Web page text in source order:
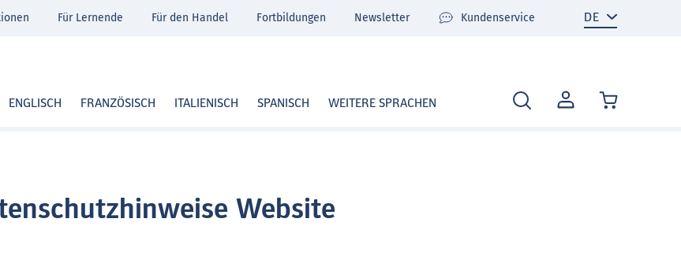
MEIN
KONTO
ENGLISCH FRANZÖSISCH ITALIENISCH SPANISCH WEITERE SPRACHEN
Für Lernende Für den Handel Fortbildungen Newsletter Kundenservice
Website